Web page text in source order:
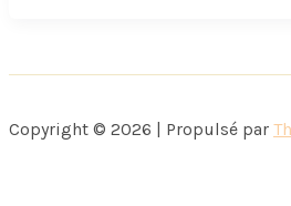
qui
fait
Copyright © 2026 | Propulsé par